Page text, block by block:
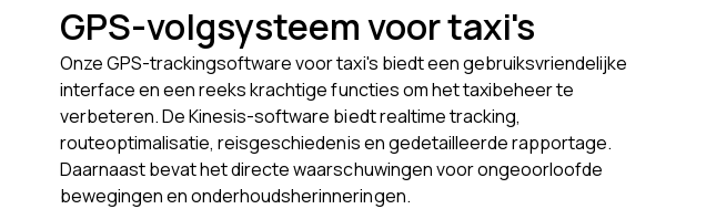
GPS-volgsysteem voor taxi's
Onze GPS-trackingsoftware voor taxi's biedt een gebruiksvriendelijke
interface en een reeks krachtige functies om het taxibeheer te
verbeteren. De Kinesis-software biedt realtime tracking,
routeoptimalisatie, reisgeschiedenis en gedetailleerde rapportage.
Daarnaast bevat het directe waarschuwingen voor ongeoorloofde
bewegingen en onderhoudsherinneringen.